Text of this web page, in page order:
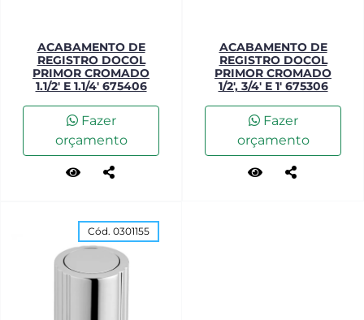
ACABAMENTO DE
REGISTRO DOCOL
PRIMOR CROMADO
1.1/2' E 1.1/4' 675406
Fazer
orçamento
ACABAMENTO DE
REGISTRO DOCOL
PRIMOR CROMADO
1/2', 3/4' E 1' 675306
Fazer
orçamento
Cód. 0301155